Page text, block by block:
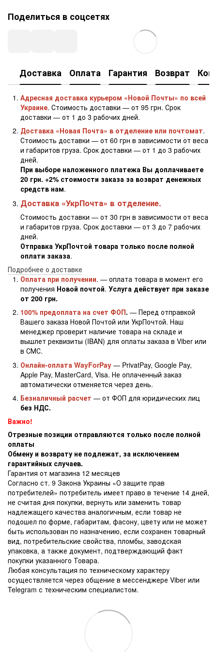
Поделиться в соцсетях
Доставка Оплата Гарантия Возврат
Адресная доставка курьером «Новой Почты» по всей
Украине. Стоимость доставки — от 95 грн. Срок
доставки — от 1 до 3 рабочих дней.
Доставка «Новая Почта» в отделение или почтомат.
Стоимость доставки — от 60 грн в зависимости от веса
и габаритов груза. Срок доставки — от 1 до 3 рабочих
дней.
При выборе наложенного платежа Вы доплачиваете
20 грн. +2% стоимости заказа за возврат денежных
средств нам.
Доставка «УкрПочта» в отделение.
Стоимость доставки — от 30 грн в зависимости от веса
и габаритов груза. Срок доставки — от 3 до 7 рабочих
дней.
Отправка УкрПочтой товара только после полной
оплати заказа.
Подробнее о доставке
Оплата при получении. — оплата товара в момент его
получения Новой почтой. Услуга действует при заказе
от 200 грн.
100% предоплата на счет ФОП. — Перед отправкой
Вашего заказа Новой Почтой или УкрПочтой. Наш
менеджер проверит наличие товара на складе и
вышлет реквизиты (IBAN) для оплаты заказа в Viber или
в СМС.
Онлайн-оплата WayForPay — PrivatPay, Google Pay,
Apple Pay, MasterCard, Visa. Не оплаченный заказ
автоматически отменяется через день.
Безналичный расчет — от ФОП для юридических лиц
без НДС.
Важно!
Отрезные позиции отправляются только после полной
оплаты
Обмену и возврату не подлежат, за исключением
гарантийных случаев.
Гарантия от магазина 12 месяцев
Согласно ст. 9 Закона Украины «О защите прав
потребителей» потребитель имеет право в течение 14 дней,
не считая дня покупки, вернуть или заменить товар
надлежащего качества аналогичным, если товар не
подошел по форме, габаритам, фасону, цвету или не может
быть использован по назначению, если сохранен товарный
вид, потребительские свойства, пломбы, заводская
упаковка, а также документ, подтверждающий факт
покупки указанного Товара.
Любая консультация по техническому характеру
осуществляется через общение в мессенджере Viber или
Telegram с техническим специалистом.